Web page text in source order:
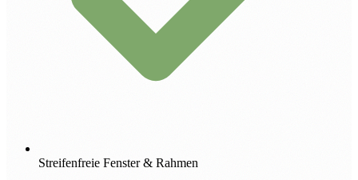
Streifenfreie Fenster & Rahmen